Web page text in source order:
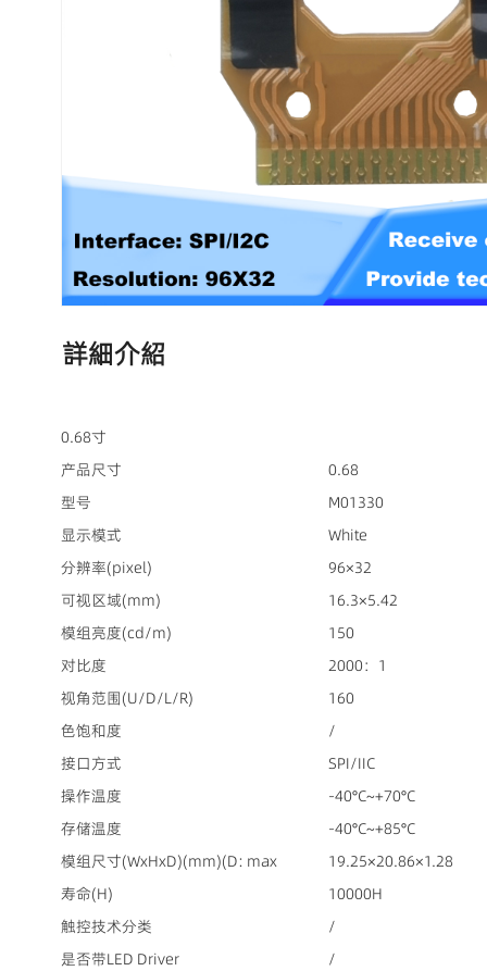
詳細介紹
0.68寸
产品尺寸
0.68
型号
M01330
显示模式
White
分辨率(pixel)
96×32
可视区域(mm)
16.3×5.42
模组亮度(cd/m)
150
对比度
2000：1
视角范围(U/D/L/R)
160
色饱和度
/
接口方式
SPI/IIC
操作温度
-40°C~+70°C
存储温度
-40°C~+85°C
模组尺寸(WxHxD)(mm)(D: max
19.25×20.86×1.28
寿命(H)
10000H
触控技术分类
/
是否带LED Driver
/